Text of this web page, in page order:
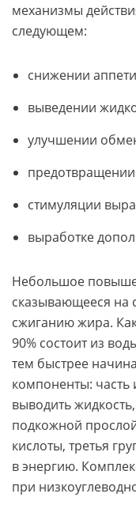
механизмы
следующем:
снижении
выведении
улучшении
стимуляции
выработке
Небольшое
сказывающееся на
сжиганию жира.
90% состоит из
тем быстрее
компоненты: часть
выводить
подкожной
кислоты, третья
в энергию.
при